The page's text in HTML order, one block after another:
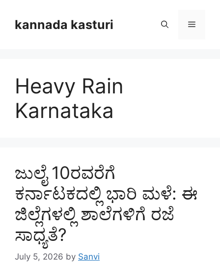
contentkannada kasturi Menu
Heavy Rain
Karnataka
ಜುಲೈ 10ರವರೆಗೆ
ಕರ್ನಾಟಕದಲ್ಲಿ ಭಾರಿ ಮಳೆ: ಈ
ಜಿಲ್ಲೆಗಳಲ್ಲಿ ಶಾಲೆಗಳಿಗೆ ರಜೆ
ಸಾಧ್ಯತೆ?
July 5, 2026 by Sanvi